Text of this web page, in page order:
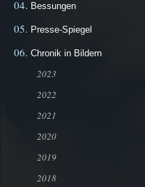
Bessungen
Presse-Spiegel
Chronik in Bildern
2023
2022
2021
2020
2019
2018